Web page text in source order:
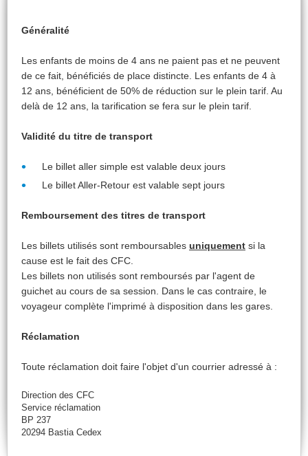
Généralité
Les enfants de moins de 4 ans ne paient pas et ne peuvent
de ce fait, bénéficiés de place distincte. Les enfants de 4 à
12 ans, bénéficient de 50% de réduction sur le plein tarif. Au
delà de 12 ans, la tarification se fera sur le plein tarif.
Validité du titre de transport
Le billet aller simple est valable deux jours
Le billet Aller-Retour est valable sept jours
Remboursement des titres de transport
Les billets utilisés sont remboursables uniquement si la
cause est le fait des CFC.
Les billets non utilisés sont remboursés par l'agent de
guichet au cours de sa session. Dans le cas contraire, le
voyageur complète l'imprimé à disposition dans les gares.
Réclamation
Toute réclamation doit faire l'objet d'un courrier adressé à :
Direction des CFC
Service réclamation
BP 237
20294 Bastia Cedex